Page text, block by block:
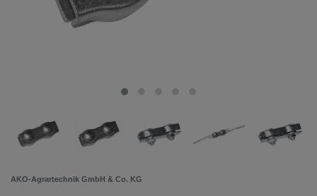
AKO-Agrartechnik GmbH & Co. KG